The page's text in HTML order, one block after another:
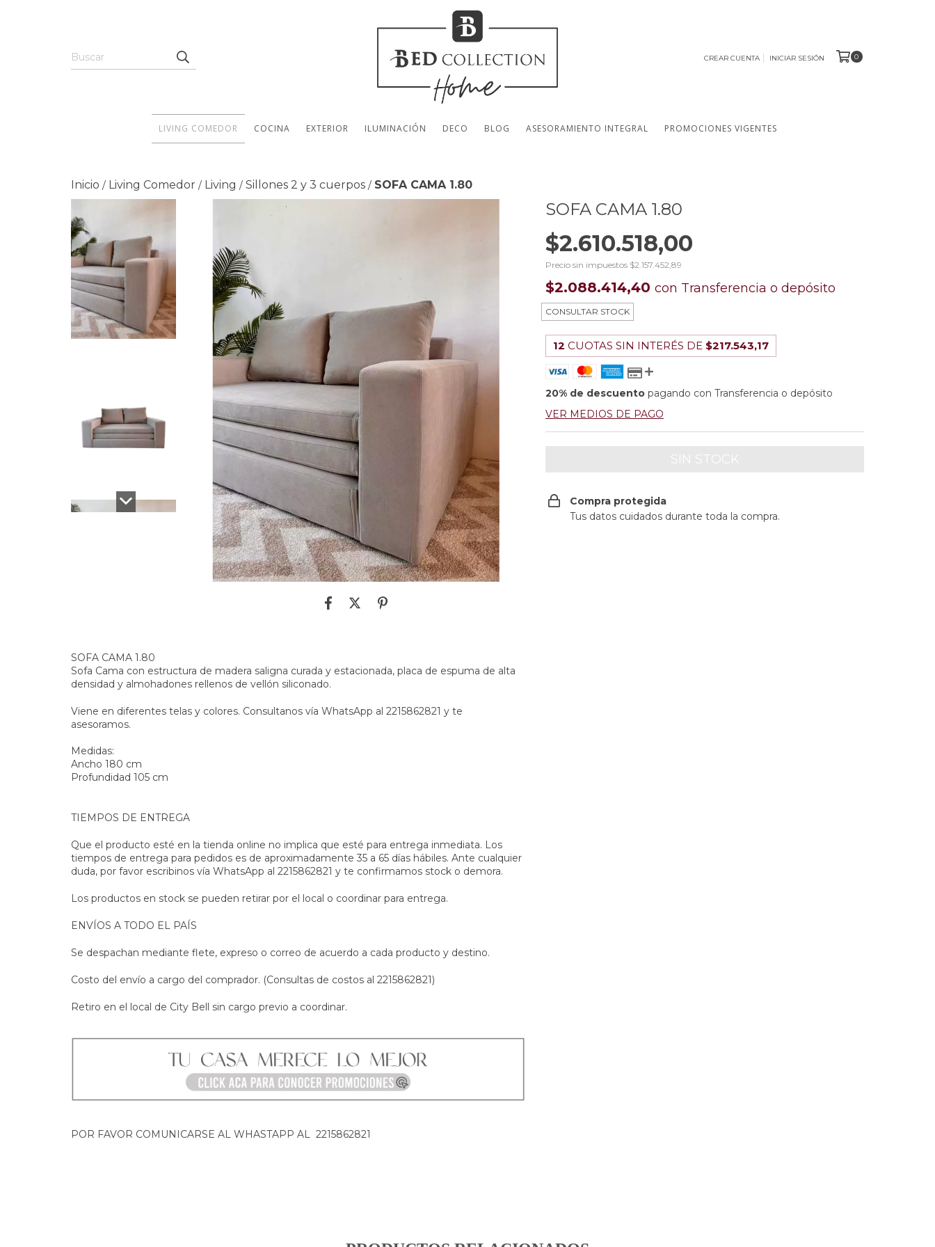
CREAR CUENTA INICIAR SESIÓN 0
LIVING COMEDOR COCINA EXTERIOR ILUMINACIÓN DECO BLOG ASESORAMIENTO INTEGRAL PROMOCIONES VIGENTES
Inicio / Living Comedor / Living / Sillones 2 y 3 cuerpos / SOFA CAMA 1.80
SOFA CAMA 1.80
Sofa Cama con estructura de madera saligna curada y estacionada, placa de espuma de alta
densidad y almohadones rellenos de vellón siliconado.
Viene en diferentes telas y colores. Consultanos vía WhatsApp al 2215862821 y te
asesoramos.
Medidas:
Ancho 180 cm
Profundidad 105 cm
TIEMPOS DE ENTREGA
Que el producto esté en la tienda online no implica que esté para entrega inmediata. Los
tiempos de entrega para pedidos es de aproximadamente 35 a 65 días hábiles. Ante cualquier
duda, por favor escribinos vía WhatsApp al 2215862821 y te confirmamos stock o demora.
Los productos en stock se pueden retirar por el local o coordinar para entrega.
ENVÍOS A TODO EL PAÍS
Se despachan mediante flete, expreso o correo de acuerdo a cada producto y destino.
Costo del envío a cargo del comprador. (Consultas de costos al 2215862821)
Retiro en el local de City Bell sin cargo previo a coordinar.
POR FAVOR COMUNICARSE AL WHASTAPP AL 2215862821
SOFA CAMA 1.80
$2.610.518,00
Precio sin impuestos $2.157.452,89
$2.088.414,40con Transferencia o depósito
12 CUOTAS SIN INTERÉS DE $217.543,17
20% de descuento pagando con Transferencia o depósito
VER MEDIOS DE PAGO
Compra protegida
Tus datos cuidados durante toda la compra.